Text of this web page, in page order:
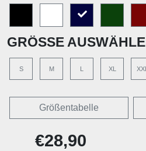
GRÖSSE AUSWÄHLEN
S M XL XXL
Größentabelle
€28,90